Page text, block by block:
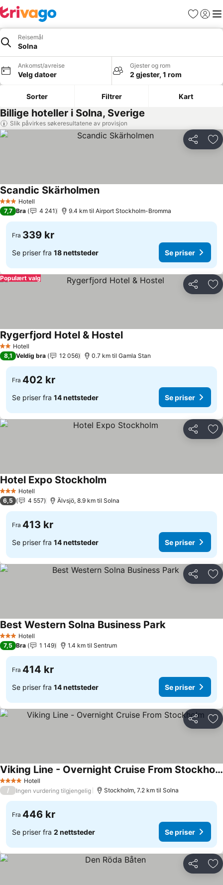
Favoritter
Logg
Reisemål
Solna
Ankomst/avreise
Velg datoer
Gjester og rom
2 gjester, 1 rom
Sorter Filtrer Kart
Billige hoteller i Solna, Sverige
Slik påvirkes søkeresultatene av provisjon
Del
3 StjernerHotell
Scandic SkärholmenSe priser
7,7 Bra 4 241 9.4 km til Airport Stockholm-Bromma
Fra 339 kr
Se priser fra 18 nettsteder Se priser
Del
Populært valg
2 Stjerner
Hotell
Rygerfjord Hotel & HostelSe priser
8,1 Veldig bra 12 056 0.7 km til Gamla Stan
Fra 402 kr
Se priser fra 14 nettsteder Se priser
Del
3 StjernerHotell
Hotel Expo Stockholm
6,5 4 557 Älvsjö, 8.9 km til Solna
Fra 413 kr
Se priser fra 14 nettsteder Se priser
Del
3 StjernerHotell
Best Western Solna Business ParkSe priser
7,5 Bra 1 149 1.4 km til Sentrum
Fra 414 kr
Se priser fra 14 nettsteder Se priser
Del
4 StjernerHotell
Viking Line - Overnight Cruise From Stockholm
Se priser
/ Ingen vurdering tilgjengelig Stockholm, 7.2 km til Solna
Fra 446 kr
Se priser fra 2 nettsteder Se priser
Del